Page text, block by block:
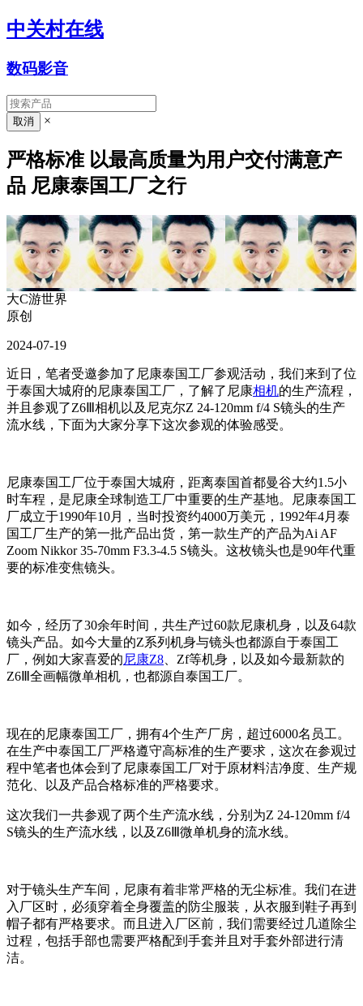
中关村在线
数码影音
×
严格标准 以最高质量为用户交付满意产
品 尼康泰国工厂之行
大C游世界
原创
2024-07-19
近日，笔者受邀参加了尼康泰国工厂参观活动，我们来到了位
于泰国大城府的尼康泰国工厂，了解了尼康相机的生产流程，
并且参观了Z6Ⅲ相机以及尼克尔Z 24-120mm f/4 S镜头的生产
流水线，下面为大家分享下这次参观的体验感受。
尼康泰国工厂位于泰国大城府，距离泰国首都曼谷大约1.5小
时车程，是尼康全球制造工厂中重要的生产基地。尼康泰国工
厂成立于1990年10月，当时投资约4000万美元，1992年4月泰
国工厂生产的第一批产品出货，第一款生产的产品为Ai AF
Zoom Nikkor 35-70mm F3.3-4.5 S镜头。这枚镜头也是90年代重
要的标准变焦镜头。
如今，经历了30余年时间，共生产过60款尼康机身，以及64款
镜头产品。如今大量的Z系列机身与镜头也都源自于泰国工
厂，例如大家喜爱的尼康Z8 、Zf等机身，以及如今最新款的
Z6Ⅲ全画幅微单相机，也都源自泰国工厂。
现在的尼康泰国工厂，拥有4个生产厂房，超过6000名员工。
在生产中泰国工厂严格遵守高标准的生产要求，这次在参观过
程中笔者也体会到了尼康泰国工厂对于原材料洁净度、生产规
范化、以及产品合格标准的严格要求。
这次我们一共参观了两个生产流水线，分别为Z 24-120mm f/4
S镜头的生产流水线，以及Z6Ⅲ微单机身的流水线。
对于镜头生产车间，尼康有着非常严格的无尘标准。我们在进
入厂区时，必须穿着全身覆盖的防尘服装，从衣服到鞋子再到
帽子都有严格要求。而且进入厂区前，我们需要经过几道除尘
过程，包括手部也需要严格配到手套并且对手套外部进行清
洁。